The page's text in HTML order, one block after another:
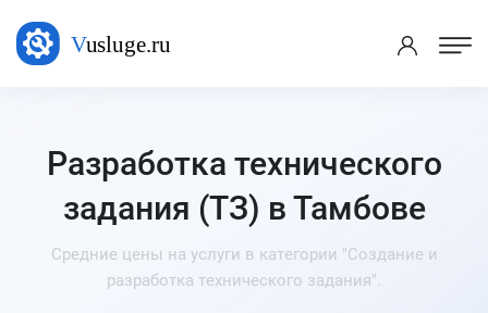
Разработка технического
задания (ТЗ) в Тамбове
Средние цены на услуги в категории "Создание и
разработка технического задания".